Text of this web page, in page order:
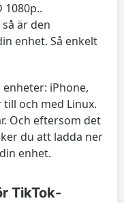
är den
enhet. Så enkelt
iPhone,
till och med Linux.
Och eftersom det
du att ladda ner
enhet.
TikTok-